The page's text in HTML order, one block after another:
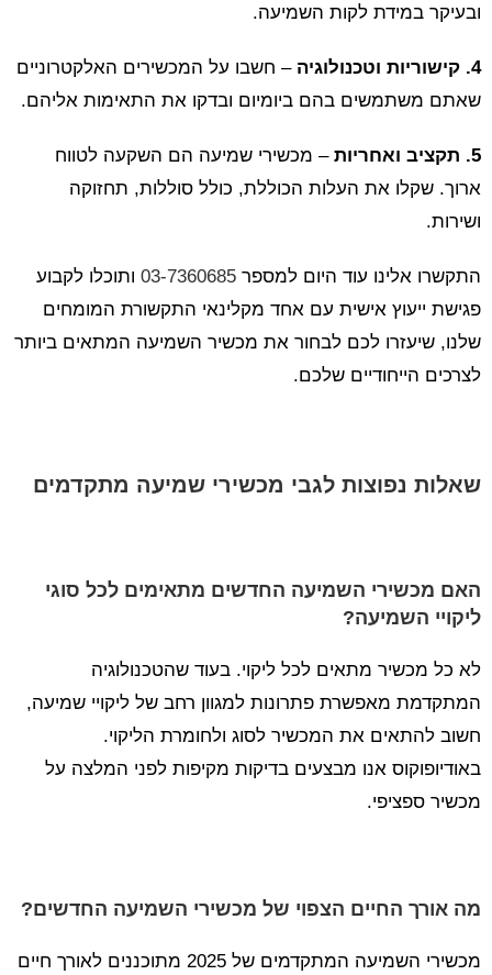
ובעיקר במידת לקות השמיעה.
4. קישוריות וטכנולוגיה
– חשבו על המכשירים האלקטרוניים
שאתם משתמשים בהם ביומיום ובדקו את התאימות אליהם.
5. תקציב ואחריות
– מכשירי שמיעה הם השקעה לטווח
ארוך. שקלו את העלות הכוללת, כולל סוללות, תחזוקה
ושירות.
התקשרו אלינו עוד היום למספר 03-7360685 ותוכלו לקבוע
פגישת ייעוץ אישית עם אחד מקלינאי התקשורת המומחים
שלנו, שיעזרו לכם לבחור את מכשיר השמיעה המתאים ביותר
לצרכים הייחודיים שלכם.
שאלות נפוצות לגבי מכשירי שמיעה מתקדמים
האם מכשירי השמיעה החדשים מתאימים לכל סוגי
ליקויי השמיעה?
לא כל מכשיר מתאים לכל ליקוי. בעוד שהטכנולוגיה
המתקדמת מאפשרת פתרונות למגוון רחב של ליקויי שמיעה,
חשוב להתאים את המכשיר לסוג ולחומרת הליקוי.
באודיופוקוס אנו מבצעים בדיקות מקיפות לפני המלצה על
מכשיר ספציפי.
מה אורך החיים הצפוי של מכשירי השמיעה החדשים?
מכשירי השמיעה המתקדמים של 2025 מתוכננים לאורך חיים